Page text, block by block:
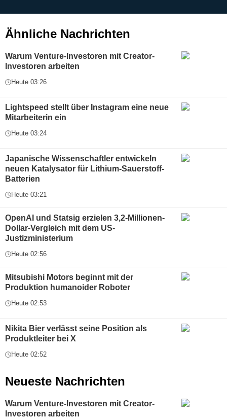
Ähnliche Nachrichten
Warum Venture-Investoren mit Creator-
Investoren arbeiten
Heute 03:26
Lightspeed stellt über Instagram eine neue
Mitarbeiterin ein
Heute 03:24
Japanische Wissenschaftler entwickeln
neuen Katalysator für Lithium-Sauerstoff-
Batterien
Heute 03:21
OpenAI und Statsig erzielen 3,2-Millionen-
Dollar-Vergleich mit dem US-
Justizministerium
Heute 02:56
Mitsubishi Motors beginnt mit der
Produktion humanoider Roboter
Heute 02:53
Nikita Bier verlässt seine Position als
Produktleiter bei X
Heute 02:52
Neueste Nachrichten
Warum Venture-Investoren mit Creator-
Investoren arbeiten